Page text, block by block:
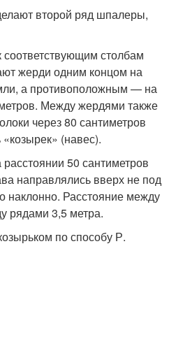
второй ряд шпалеры,
соответствующим столбам
жерди одним концом на
а противоположным — на
Между жердями также
через 80 сантиметров
«козырек» (навес).
50 сантиметров
направлялись вверх не под
наклонно. Расстояние между
рядами 3,5 метра.
по способу Р.